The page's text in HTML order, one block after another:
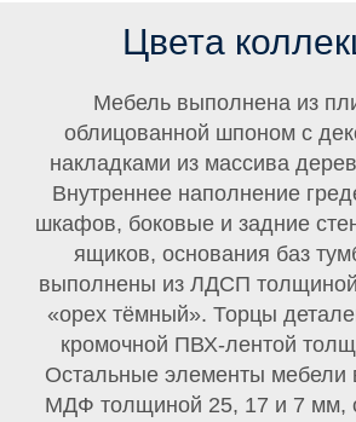
Цвета
Мебель выполнена из
облицованной шпоном с
накладками из массива
Внутреннее наполнение
шкафов, боковые и задние
ящиков, основания баз
выполнены из ЛДСП
«орех тёмный». Торцы
кромочной ПВХ-лентой
Остальные элементы мебели
МДФ толщиной 25, 17 и 7 мм,